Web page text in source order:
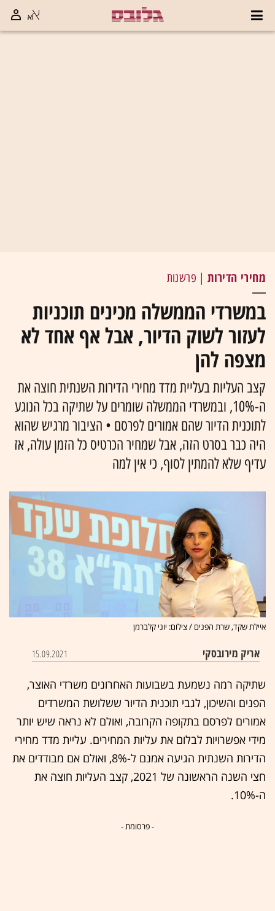
מחירי הדירות| פרשנות
במשרדי הממשלה מכינים תוכניות
לעזור לשוק הדיור, אבל אף אחד לא
מצפה להן
קצב העליות בעליית מדד מחירי הדירות השנתית חוצה את
ה-10%, ובמשרדי הממשלה שומרים על שתיקה בכל הנוגע
לתוכנית הדיור שהם אמורים לפרסם • הציבור מרגיש שהוא
היה כבר בסרט הזה, אבל שמחיר הכרטיס כל הזמן עולה, אז
עדיף שלא להמתין לסוף, כי אין למה
איילת שקד, שרת הפנים / צילום: יוני קלברמן
אריק מירובסקי 15.09.2021
שתיקה רמה נשמעת בשבועות האחרונים משרדי האוצר,
הפנים והשיכון, לגבי תוכנית הדיור ששלושת המשרדים
אמורים לפרסם בתקופה הקרובה, ואולם לא נראה שיש יותר
מידי אפשרויות לבלום את עליות המחירים. עליית מדד מחירי
הדירות השנתית הגיעה אמנם ל-8%, ואולם אם מבודדים את
חצי השנה הראשונה של 2021, קצב העליות חוצה את
ה-10%.
- פרסומת -